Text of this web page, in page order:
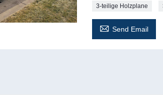
3-teilige Holzplane
 Send Email